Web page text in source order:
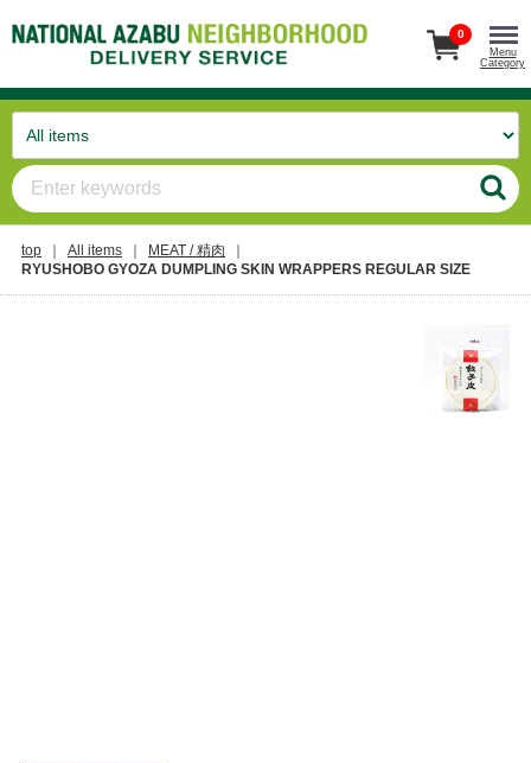
0
Menu
Category
top All items
MEAT / 精肉
RYUSHOBO GYOZA DUMPLING SKIN WRAPPERS REGULAR SIZE